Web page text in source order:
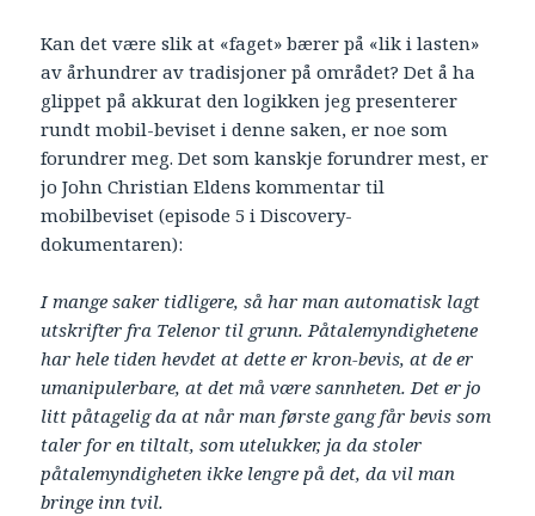
Kan det være slik at «faget» bærer på «lik i lasten»
av århundrer av tradisjoner på området? Det å ha
glippet på akkurat den logikken jeg presenterer
rundt mobil-beviset i denne saken, er noe som
forundrer meg. Det som kanskje forundrer mest, er
jo John Christian Eldens kommentar til
mobilbeviset (episode 5 i Discovery-
dokumentaren):
I mange saker tidligere, så har man automatisk lagt
utskrifter fra Telenor til grunn. Påtalemyndighetene
har hele tiden hevdet at dette er kron-bevis, at de er
umanipulerbare, at det må være sannheten. Det er jo
litt påtagelig da at når man første gang får bevis som
taler for en tiltalt, som utelukker, ja da stoler
påtalemyndigheten ikke lengre på det, da vil man
bringe inn tvil.